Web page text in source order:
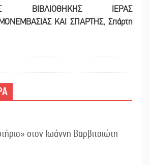
ΒΙΒΛΙΟΘΗΚΗΣ ΙΕΡΑΣ
ΚΑΙ ΣΠΑΡΤΗΣ, Σπάρτη
στον Ιωάννη Βαρβιτσιώτη